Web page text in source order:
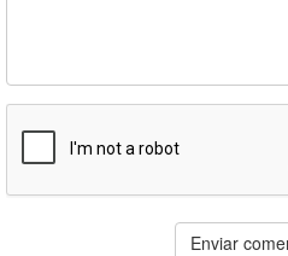
Enviar